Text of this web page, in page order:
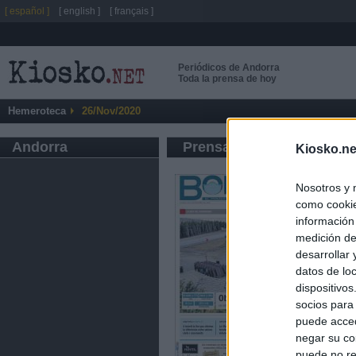
Nosotros y
como
medición
desarrollar
datos de
socios
puede
negar su
Periódicos de Andorra
Toda la prensa de hoy
Hemeroteca 26/Nov/2020
Andorra Prensa de Información
[ español ] [ english ] [ français ]